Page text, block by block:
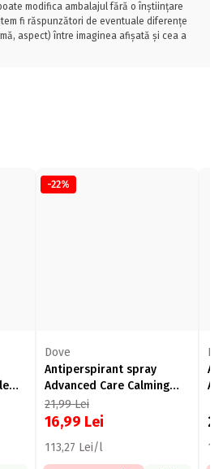
modifica ambalajul fără o înștiințare
fi răspunzători de eventuale diferențe
aspect) între imaginea afișată și cea a
-22%
Dove
Antiperspirant spray
Advanced Care Calming
Blossom 150ml
21,99Lei
16,99 Lei
113,27 Lei/l